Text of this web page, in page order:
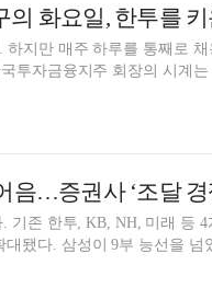
화요일, 한투를
하지만 매주 하루를 통째로
투자금융지주 회장의 시계는
기존 한투, KB, NH, 미래 등 4
대됐다. 삼성이 9부 능선을